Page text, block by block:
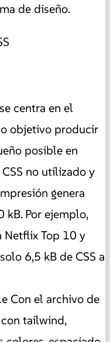
de diseño.
centra en el
objetivo producir
posible en
no utilizado y
genera
kB. Por ejemplo,
Netflix Top 10 y
6,5 kB de CSS a
Con el archivo de
tailwind,